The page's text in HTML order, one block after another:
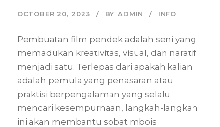
OCTOBER 20, 2023 BY ADMIN INFO
Pembuatan film pendek adalah seni yang
memadukan kreativitas, visual, dan naratif
menjadi satu. Terlepas dari apakah kalian
adalah pemula yang penasaran atau
praktisi berpengalaman yang selalu
mencari kesempurnaan, langkah-langkah
ini akan membantu sobat mbois